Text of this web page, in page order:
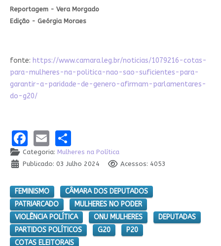
Reportagem - Vera Morgado
Edição - Geórgia Moraes
fonte: https://www.camara.leg.br/noticias/1079216-cotas-
para-mulheres-na-politica-nao-sao-suficientes-para-
garantir-a-paridade-de-genero-afirmam-parlamentares-
do-g20/
Facebook
EmailShare
Categoria: Mulheres na Política
Publicado: 03 Julho 2024
Acessos: 4053
FEMINISMO
CÂMARA DOS DEPUTADOS
PATRIARCADO
MULHERES NO PODER
VIOLÊNCIA POLÍTICA
ONU MULHERES
DEPUTADAS
PARTIDOS POLÍTICOS
G20
P20
COTAS ELEITORAIS